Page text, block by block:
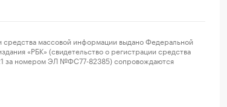
массовой информации выдано Федеральной
«РБК» (свидетельство о регистрации средства
за номером ЭЛ №ФС77-82385) сопровождаются